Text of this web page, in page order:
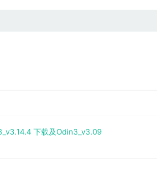
下载及Odin3_v3.09